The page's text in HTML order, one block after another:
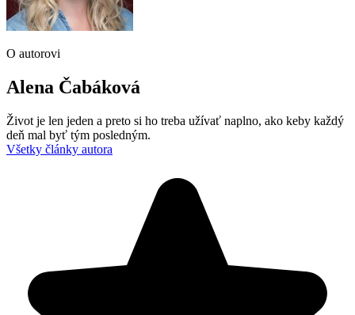
O autorovi
Alena Čabáková
Život je len jeden a preto si ho treba užívať naplno, ako keby každý
deň mal byť tým posledným.
Všetky články autora